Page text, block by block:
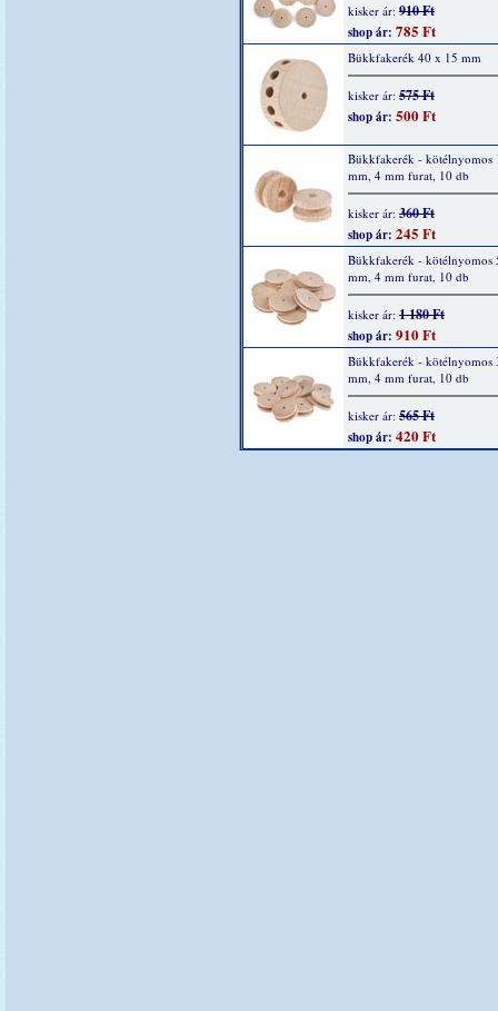
kisker ár: 910 Ft
shop ár: 785 Ft
Bükkfakerék 40 x 15 mm
kisker ár: 575 Ft
shop ár: 500 Ft
Bükkfakerék - kötélnyomos
mm, 4 mm furat, 10 db
kisker ár: 360 Ft
shop ár: 245 Ft
Bükkfakerék - kötélnyomos
mm, 4 mm furat, 10 db
kisker ár: 1 180 Ft
shop ár: 910 Ft
Bükkfakerék - kötélnyomos
mm, 4 mm furat, 10 db
kisker ár: 565 Ft
shop ár: 420 Ft